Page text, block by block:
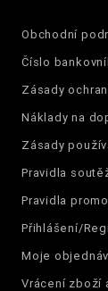
Obchodní
Číslo
Zásady
Náklady na
Zásady
Pravidla
Pravidla
Přihlášení/
Moje
Vrácení zboží